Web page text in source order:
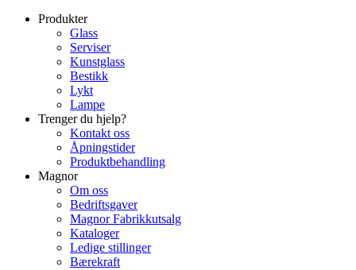
Produkter
Glass
Serviser
Kunstglass
Bestikk
Lykt
Lampe
Trenger du hjelp?
Kontakt oss
Åpningstider
Produktbehandling
Magnor
Om oss
Bedriftsgaver
Magnor Fabrikkutsalg
Kataloger
Ledige stillinger
Bærekraft